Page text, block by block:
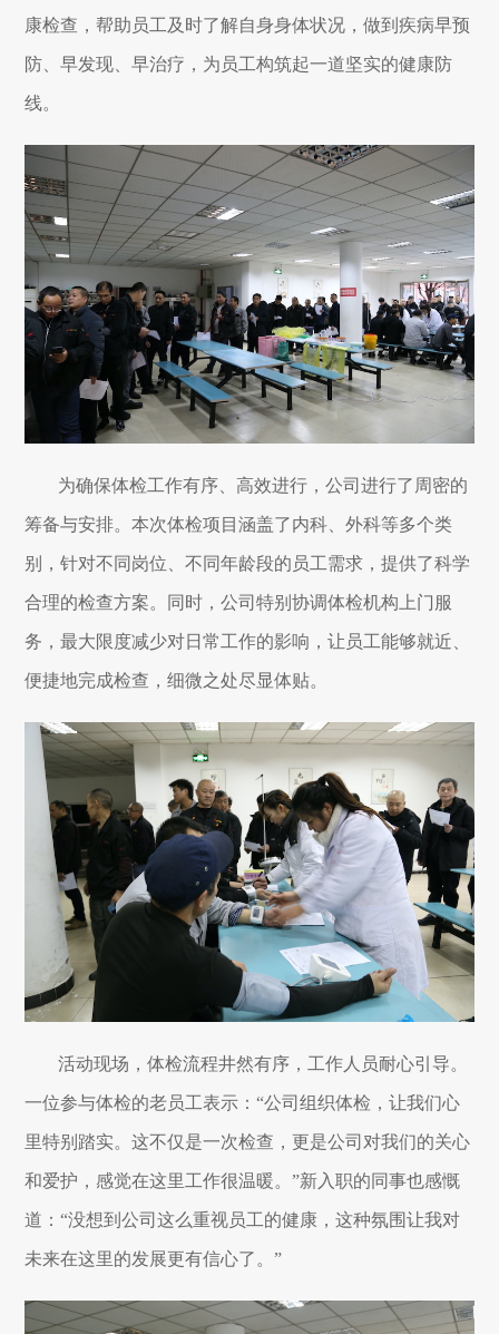
康检查，帮助员工及时了解自身身体状况，做到疾病早预
防、早发现、早治疗，为员工构筑起一道坚实的健康防
线。
为确保体检工作有序、高效进行，公司进行了周密的
筹备与安排。本次体检项目涵盖了内科、外科等多个类
别，针对不同岗位、不同年龄段的员工需求，提供了科学
合理的检查方案。同时，公司特别协调体检机构上门服
务，最大限度减少对日常工作的影响，让员工能够就近、
便捷地完成检查，细微之处尽显体贴。
活动现场，体检流程井然有序，工作人员耐心引导。
一位参与体检的老员工表示：“公司组织体检，让我们心
里特别踏实。这不仅是一次检查，更是公司对我们的关心
和爱护，感觉在这里工作很温暖。”新入职的同事也感慨
道：“没想到公司这么重视员工的健康，这种氛围让我对
未来在这里的发展更有信心了。”